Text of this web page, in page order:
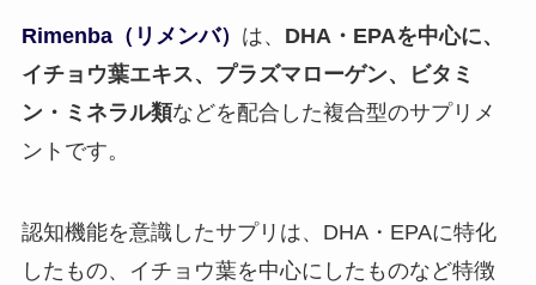
Rimenba（リメンバ） は、 DHA・EPAを中心に、
イチョウ葉エキス、プラズマローゲン、ビタミ
ン・ミネラル類などを配合した複合型のサプリメ
ントです。
認知機能を意識したサプリは、DHA・EPAに特化
したもの、イチョウ葉を中心にしたものなど特徴